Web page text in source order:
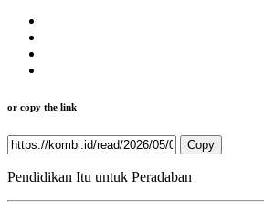
or copy the link
Copy
Pendidikan Itu untuk Peradaban